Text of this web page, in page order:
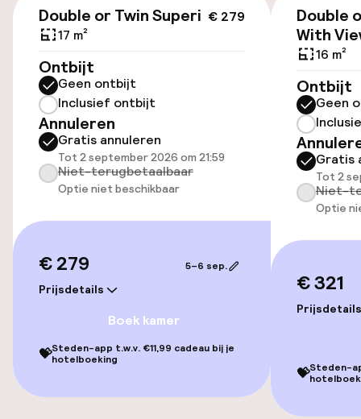
Transferservice
Toegankelijkheid
Overal rolstoeltoegankelijk
Lift
Zwemmen & wellness
Entertainment
Gratis wifi
Eet- en drinkgelegenheden
€ 279
Double or Twin Superior
17 m²
Ontbijt
Geen ontbijt
Inclusief ontbijt
Annuleren
Gratis annuleren
Tot 2 september 2026 om 21:59
Niet-terugbetaalbaar
Optie niet beschikbaar
€ 279
Prijsdetails
5–6 sep.
Boek kamer
💝Steden-app t.w.v. €11,99 cadeau bij je
hotelboeking
Double
With
16 m²
Ontbijt
Geen
Gratis
Tot 2
Niet-
Optie
€ 321
Prijsdetails
💝Steden-